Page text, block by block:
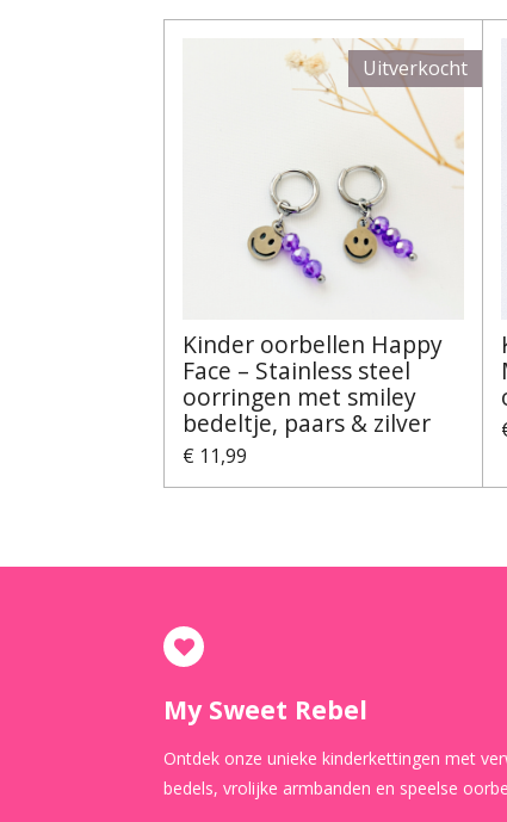
Uitverkocht
Kinder oorbellen Happy
Face – Stainless steel
oorringen met smiley
bedeltje, paars & zilver
€ 11,99
My Sweet Rebel
Ontdek onze unieke kinderkettingen met
bedels, vrolijke armbanden en speelse